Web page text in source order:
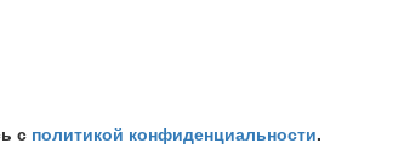
с политикой конфиденциальности.